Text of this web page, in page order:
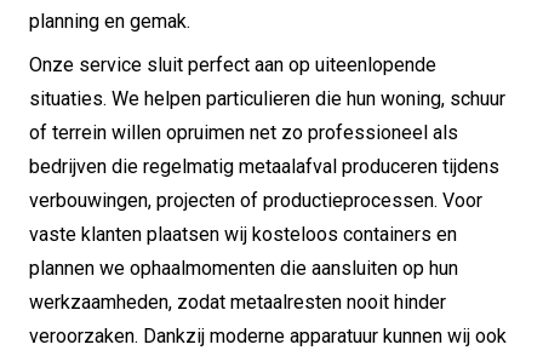
planning en gemak.
Onze service sluit perfect aan op uiteenlopende
situaties. We helpen particulieren die hun woning, schuur
of terrein willen opruimen net zo professioneel als
bedrijven die regelmatig metaalafval produceren tijdens
verbouwingen, projecten of productieprocessen. Voor
vaste klanten plaatsen wij kosteloos containers en
plannen we ophaalmomenten die aansluiten op hun
werkzaamheden, zodat metaalresten nooit hinder
veroorzaken. Dankzij moderne apparatuur kunnen wij ook